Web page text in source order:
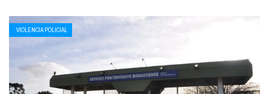
VIOLENCIA POLICIAL